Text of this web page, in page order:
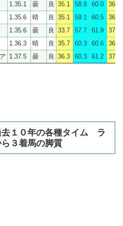
1.35.1 曇 良 35.1 58.8 60.0
36.3
1.35.6 晴 良 35.1 59.1 60.5
36.5
1.35.6 曇 良 33.7 57.7 61.9
37.9
1.36.3 晴 良 35.7 60.3 60.6
36.0
1.37.5 曇 良 36.3 60.3 61.2 37.2
１０年の各種タイム ラ
ら３着馬の脚質